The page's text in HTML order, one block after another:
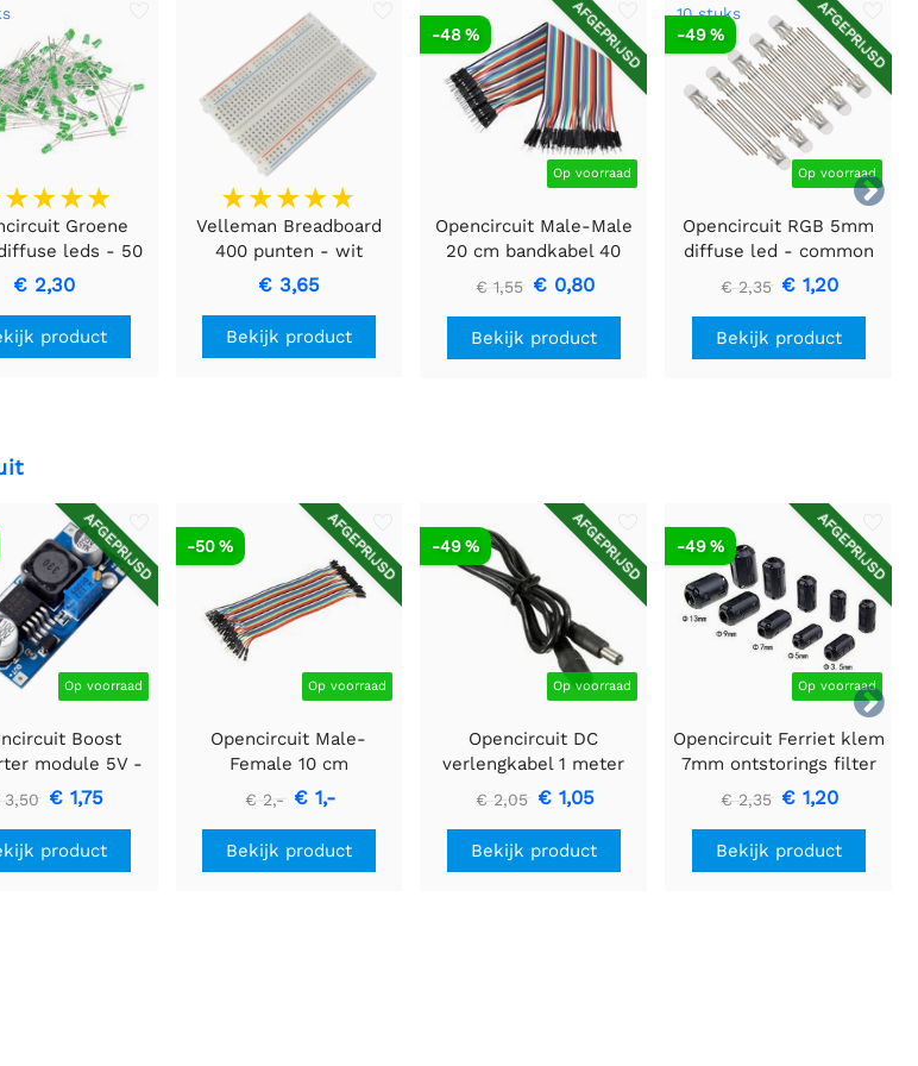

Groene
leds - 50
stuks
€ 2,30
product
Velleman Breadboard
400 punten - wit
€ 3,65
Bekijk product
AFGEPRIJSD
Op voorraad
-48 %
Opencircuit Male-Male
20 cm bandkabel 40
stuks
€ 1,55 € 0,80
Bekijk product
AFGEPRIJSD
10 stuks
Op voorraad
-49 %
Opencircuit RGB 5mm
diffuse led - common
anode - 10 stuks
€ 2,35 € 1,20
Bekijk product

AFGEPRIJSD
Op voorraad
Boost
module 5V -
XL6009
3,50 € 1,75
product
AFGEPRIJSD
Op voorraad
-50 %
Opencircuit Male-
Female 10 cm
bandkabel 40 stuks
€ 2,- € 1,-
Bekijk product
AFGEPRIJSD
Op voorraad
-49 %
Opencircuit DC
verlengkabel 1 meter
5,5mm x 2,1mm
€ 2,05 € 1,05
Bekijk product
AFGEPRIJSD
Op voorraad
-49 %
Opencircuit Ferriet klem
7mm ontstorings filter
€ 2,35 € 1,20
Bekijk product